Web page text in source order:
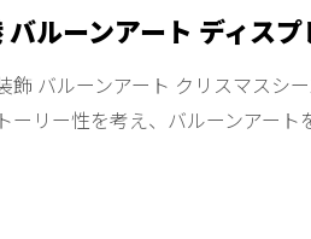
ルーンアート ディスプ
飾 バルーンアート クリスマスシ
ーリー性を考え、バルーンアート